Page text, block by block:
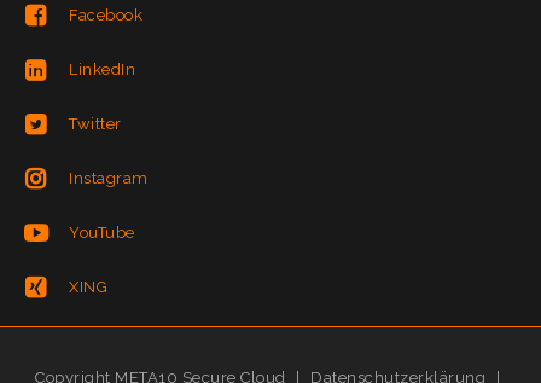
Facebook
LinkedIn
Twitter
Instagram
YouTube
XING
Copyright META10 Secure Cloud Datenschutzerklärung